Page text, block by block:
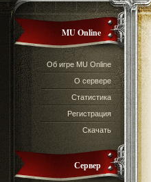
MU Online
Об игре MU Online
О сервере
Статистика
Регистрация
Скачать
Сервер